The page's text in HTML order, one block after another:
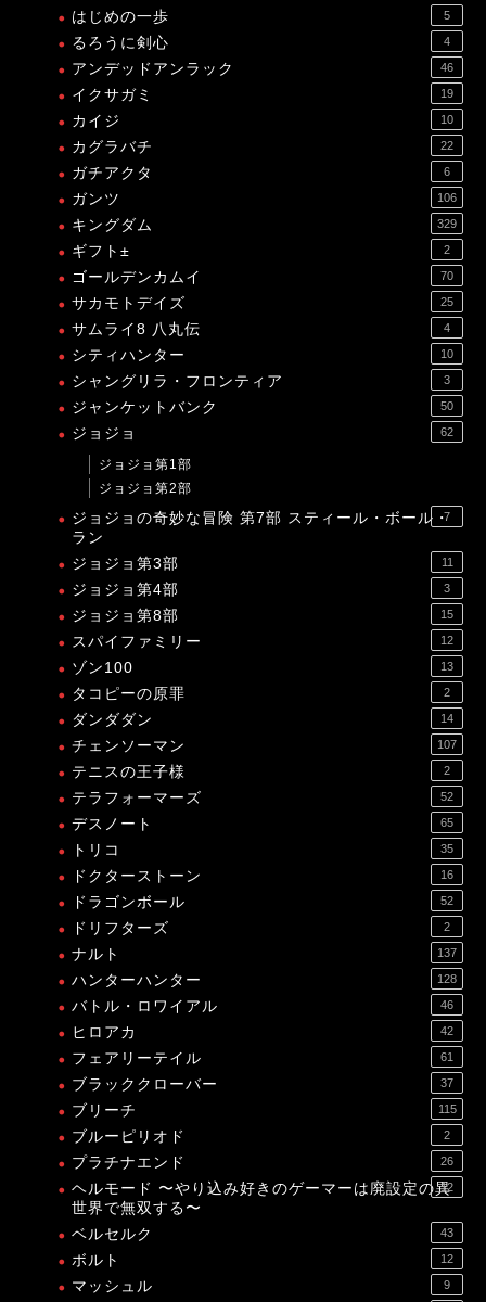
はじめの一歩 5
るろうに剣心 4
アンデッドアンラック 46
イクサガミ 19
カイジ 10
カグラバチ 22
ガチアクタ 6
ガンツ 106
キングダム 329
ギフト± 2
ゴールデンカムイ 70
サカモトデイズ 25
サムライ8 八丸伝 4
シティハンター 10
シャングリラ・フロンティア 3
ジャンケットバンク 50
ジョジョ 62
ジョジョ第1部
ジョジョ第2部
ジョジョの奇妙な冒険 第7部 スティール・ボール・
ラン
7
ジョジョ第3部 11
ジョジョ第4部 3
ジョジョ第8部 15
スパイファミリー 12
ゾン100 13
タコピーの原罪 2
ダンダダン 14
チェンソーマン 107
テニスの王子様 2
テラフォーマーズ 52
デスノート 65
トリコ 35
ドクターストーン 16
ドラゴンボール 52
ドリフターズ 2
ナルト 137
ハンターハンター 128
バトル・ロワイアル 46
ヒロアカ 42
フェアリーテイル 61
ブラッククローバー 37
ブリーチ 115
ブルーピリオド 2
プラチナエンド 26
ヘルモード 〜やり込み好きのゲーマーは廃設定の異
世界で無双する〜
12
ベルセルク 43
ボルト 12
マッシュル 9